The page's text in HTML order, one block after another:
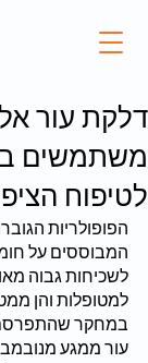
דלקת עור
משתמשים
לטיפוח
הפופולריות
המבוססים על
לשכיחות גבוה
למטופלות והן
במחקר
עור ממגע